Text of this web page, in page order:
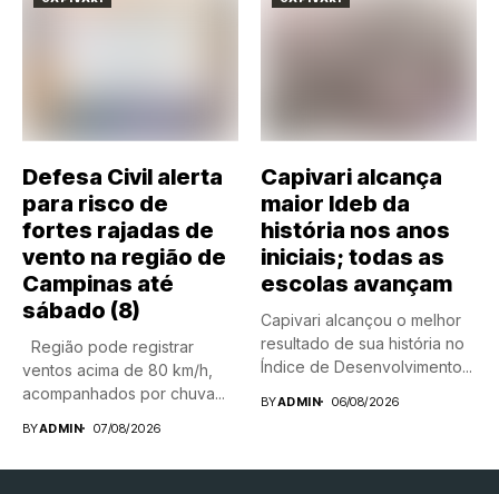
Defesa Civil alerta
para risco de
fortes rajadas de
vento na região de
Campinas até
sábado (8)
Região pode registrar
ventos acima de 80 km/h,
acompanhados por chuva...
BYADMIN 07/08/2026
Capivari alcança
maior Ideb da
história nos anos
iniciais; todas as
escolas avançam
Capivari alcançou o melhor
resultado de sua história no
Índice de Desenvolvimento...
BYADMIN 06/08/2026